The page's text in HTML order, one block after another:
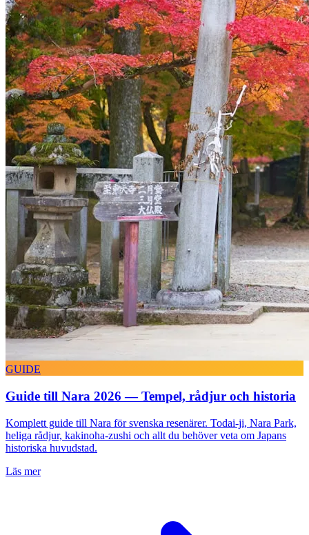
GUIDE
Guide till Nara 2026 — Tempel, rådjur och historia
Komplett guide till Nara för svenska resenärer. Todai-ji, Nara Park,
heliga rådjur, kakinoha-zushi och allt du behöver veta om Japans
historiska huvudstad.
Läs mer